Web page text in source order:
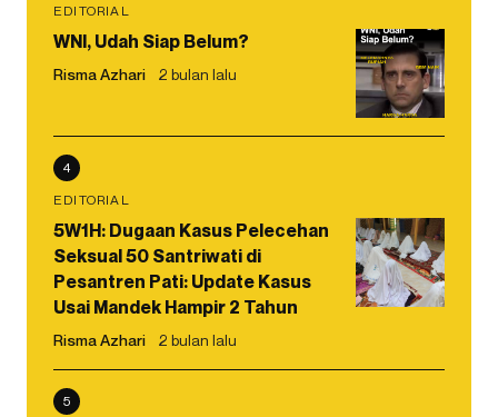
EDITORIAL
WNI, Udah Siap Belum?
Risma Azhari 2 bulan lalu
4
EDITORIAL
5W1H: Dugaan Kasus Pelecehan
Seksual 50 Santriwati di
Pesantren Pati: Update Kasus
Usai Mandek Hampir 2 Tahun
Risma Azhari 2 bulan lalu
5